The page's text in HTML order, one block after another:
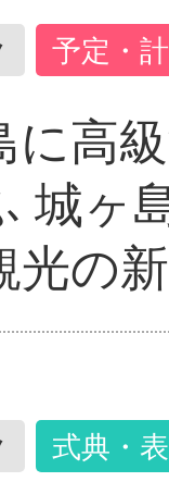
予定・
高
ヶ
光の
式典・